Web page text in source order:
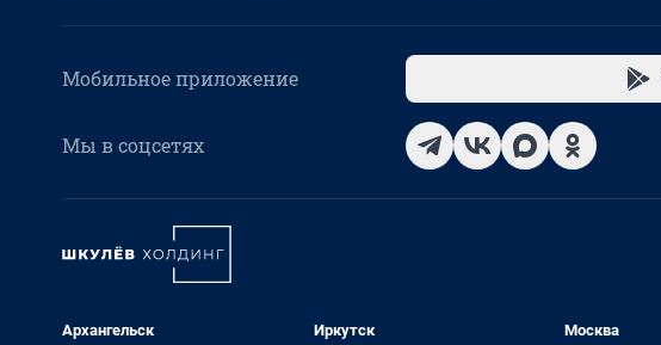
Мобильное приложение
Мы в соцсетях
Архангельск Иркутск Москва